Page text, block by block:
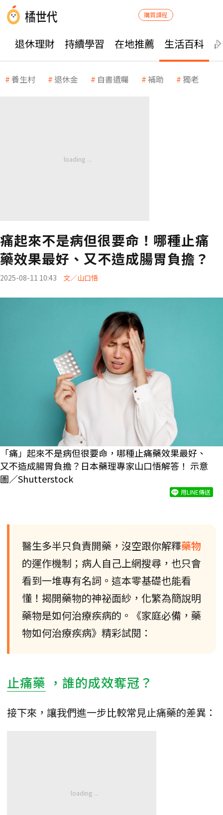
購買課程
退休理財 持續學習 在地推薦 生活百科
養生村 退休金 自書遺囑 補助 獨老
痛起來不是病但很要命！哪種止痛
藥效果最好、又不造成腸胃負擔？
2025-08-11 10:43 文／山口悟
「痛」起來不是病但很要命，哪種止痛藥效果最好、
又不造成腸胃負擔？日本藥理專家山口悟解答！ 示意
圖／Shutterstock
用LINE傳送
醫生多半只負責開藥，沒空跟你解釋藥物
的運作機制；病人自己上網搜尋，也只會
看到一堆專有名詞。這本零基礎也能看
懂！揭開藥物的神祕面紗，化繁為簡說明
藥物是如何治療疾病的。《家庭必備，藥
物如何治療疾病》精彩試閱：
止痛藥 ，誰的成效奪冠？
接下來，讓我們進一步比較常見止痛藥的差異：